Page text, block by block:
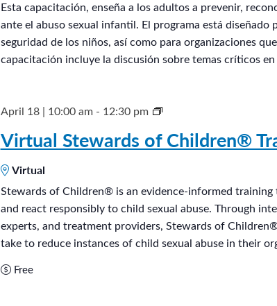
d
i
a
n
s
e
o
s
n
i
Esta capacitación, enseña a los adultos a prevenir,
ante el abuso sexual infantil. El programa está diseñado
seguridad de los niños, así como para organizaciones
capacitación incluye la discusión sobre temas críticos
Virtual Stewards of Children®
April 18 | 10:00 am- 12:30 pm
S
t
e
a
r
d
s
Virtual
Stewards of Children® is an evidence-informed
and react responsibly to child sexual abuse. Through
experts, and treatment providers, Stewards of
take to reduce instances of child sexual abuse in their
Free